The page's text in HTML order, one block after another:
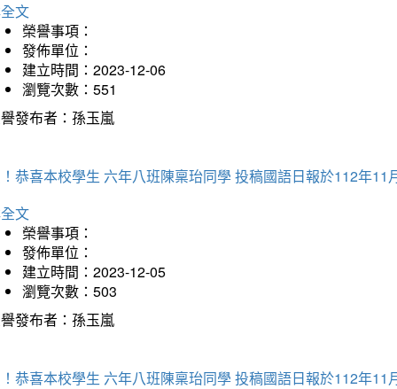
文
榮譽事項：
發佈單位：
建立時間：2023-12-06
瀏覽次數：551
發布者：孫玉嵐
恭喜本校學生 六年八班陳稟珆同學 投稿國語日報於112年11
文
榮譽事項：
發佈單位：
建立時間：2023-12-05
瀏覽次數：503
發布者：孫玉嵐
恭喜本校學生 六年八班陳稟珆同學 投稿國語日報於112年11